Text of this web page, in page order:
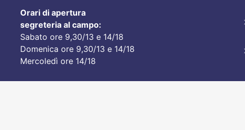
Orari di apertura
segreteria al campo:
Sabato ore 9,30/13 e 14/18
Domenica ore 9,30/13 e 14/18
Mercoledì ore 14/18